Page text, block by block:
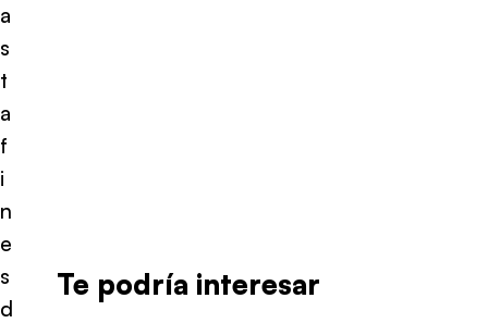
a
s
t
a
f
i
n
e
s
d
Te podría interesar